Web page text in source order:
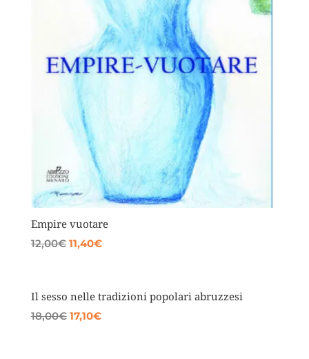
Empire vuotare
12,00€ Il
era:
12,00€.
11,40€Il
è:
11,40€.
Il sesso nelle tradizioni popolari abruzzesi
18,00€ Il
17,10€Il